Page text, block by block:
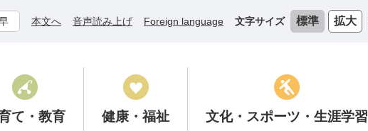
本文へ 音声読み上げ Foreign language 文字サイズ 標準 拡大
て ・教育 健康 ・福祉 文化・スポーツ ・生涯学習